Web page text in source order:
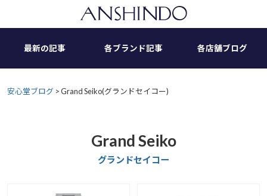
最新の記事 各ブランド記事 各店舗ブログ
安心堂ブログ >Grand Seiko(グランドセイコー)
Grand Seiko
グランドセイコー